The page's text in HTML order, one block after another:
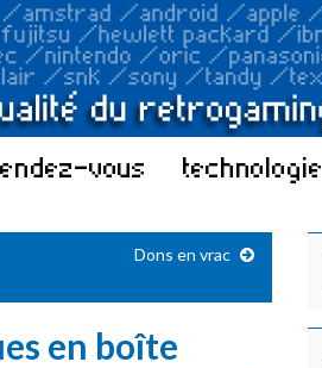
vous technologie
Dons en vrac
en boîte